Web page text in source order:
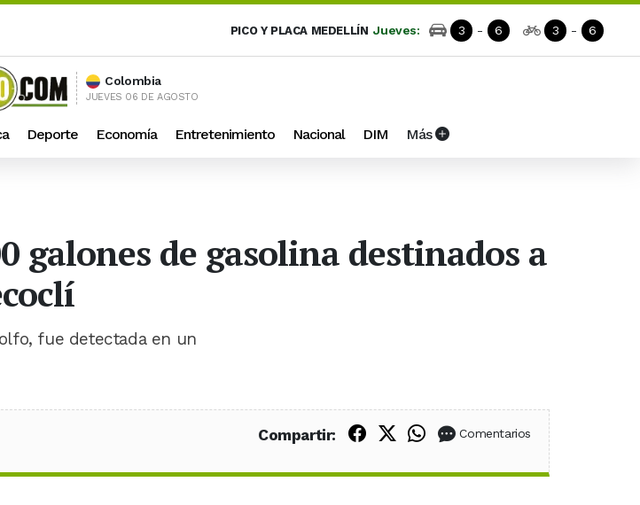
PICO Y PLACA MEDELLÍN Jueves: 3 - 6 3 - 6
Colombia
JUEVES 06 DE AGOSTO
Deporte Economía Entretenimiento Nacional DIM Más
galones de gasolina destinados a
fue detectada en un
Compartir: Compartir en Facebook
Compartir en X (Twitter)
Compartir en WhatsApp
Comentarios